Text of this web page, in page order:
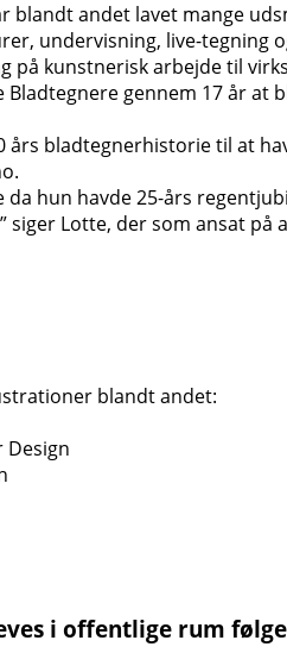
andet lavet mange
undervisning, live-tegning
på kunstnerisk arbejde til
gennem 17 år
bladtegnerhistorie til at
hun havde 25-års
Lotte, der som ansat
blandt andet:
Design
i offentlige rum